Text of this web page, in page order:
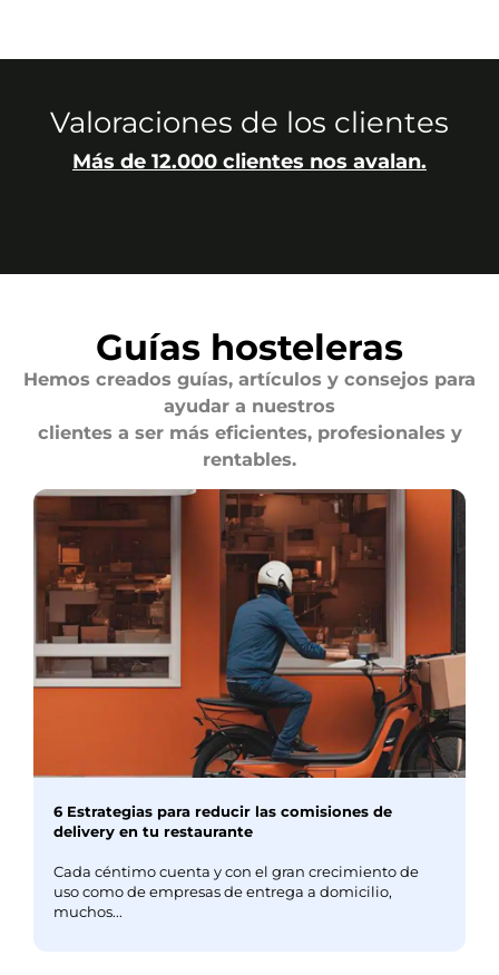
Valoraciones de los clientes
Más de 12.000 clientes nos avalan.
Guías hosteleras
Hemos creados guías, artículos y consejos para
ayudar a nuestros
clientes a ser más eficientes, profesionales y
rentables.
6 Estrategias para reducir las comisiones de
delivery en tu restaurante
Cada céntimo cuenta y con el gran crecimiento de
uso como de empresas de entrega a domicilio,
muchos...